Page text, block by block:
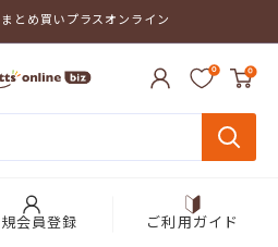
とめ買いプラスオンライン
0 0
会員登録 ご利用ガイド